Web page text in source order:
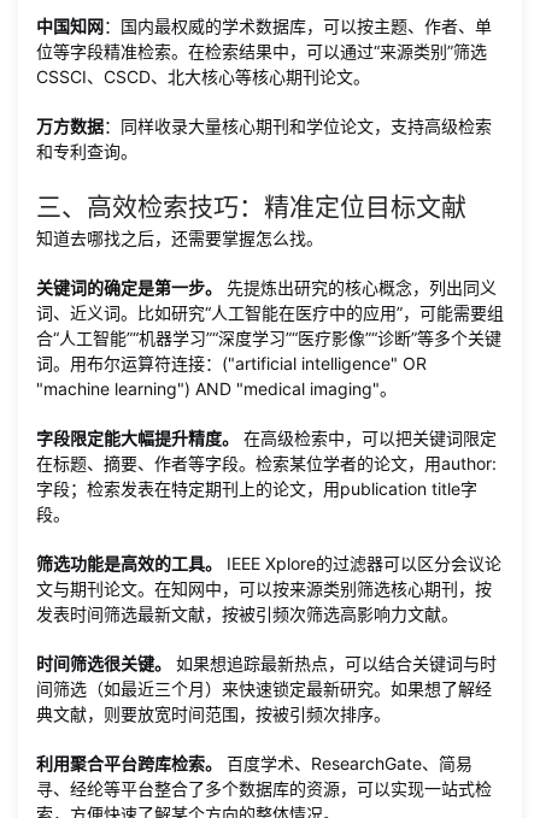
中国知网：国内最权威的学术数据库，可以按主题、作者、单
位等字段精准检索。在检索结果中，可以通过“来源类别”筛选
CSSCI、CSCD、北大核心等核心期刊论文。
万方数据：同样收录大量核心期刊和学位论文，支持高级检索
和专利查询。
三、高效检索技巧：精准定位目标文献
知道去哪找之后，还需要掌握怎么找。
关键词的确定是第一步。
先提炼出研究的核心概念，列出同义
词、近义词。比如研究“人工智能在医疗中的应用”，可能需要组
合“人工智能”“机器学习”“深度学习”“医疗影像”“诊断”等多个关键
词。用布尔运算符连接：("artificial intelligence" OR
"machine learning") AND "medical imaging"。
字段限定能大幅提升精度。
在高级检索中，可以把关键词限定
在标题、摘要、作者等字段。检索某位学者的论文，用author:
字段；检索发表在特定期刊上的论文，用publication title字
段。
筛选功能是高效的工具。
IEEE Xplore的过滤器可以区分会议论
文与期刊论文。在知网中，可以按来源类别筛选核心期刊，按
发表时间筛选最新文献，按被引频次筛选高影响力文献。
时间筛选很关键。
如果想追踪最新热点，可以结合关键词与时
间筛选（如最近三个月）来快速锁定最新研究。如果想了解经
典文献，则要放宽时间范围，按被引频次排序。
利用聚合平台跨库检索。
百度学术、ResearchGate、简易
寻、经纶等平台整合了多个数据库的资源，可以实现一站式检
索，方便快速了解某个方向的整体情况。